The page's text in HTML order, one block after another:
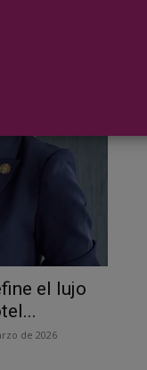
el lujo
de 2026